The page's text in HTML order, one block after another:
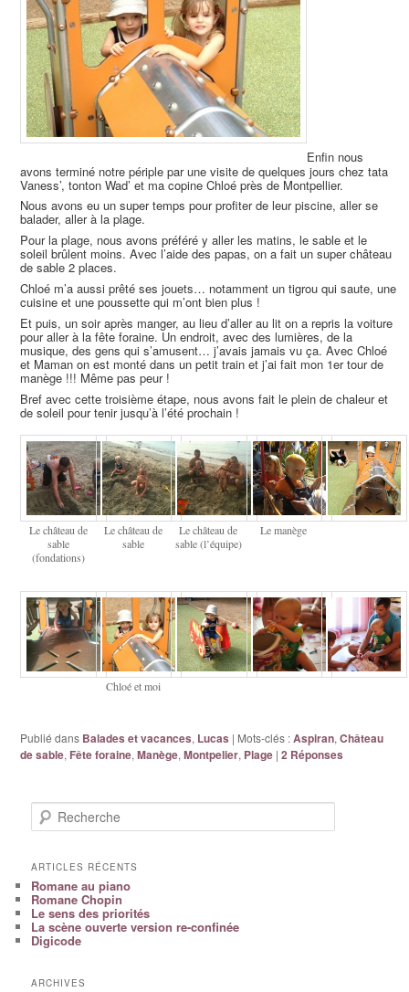
Enfin nous
avons terminé notre périple par une visite de quelques jours chez tata
Vaness’, tonton Wad’ et ma copine Chloé près de Montpellier.
Nous avons eu un super temps pour profiter de leur piscine, aller se
balader, aller à la plage.
Pour la plage, nous avons préféré y aller les matins, le sable et le
soleil brûlent moins. Avec l’aide des papas, on a fait un super château
de sable 2 places.
Chloé m’a aussi prêté ses jouets… notamment un tigrou qui saute, une
cuisine et une poussette qui m’ont bien plus !
Et puis, un soir après manger, au lieu d’aller au lit on a repris la voiture
pour aller à la fête foraine. Un endroit, avec des lumières, de la
musique, des gens qui s’amusent… j’avais jamais vu ça. Avec Chloé
et Maman on est monté dans un petit train et j’ai fait mon 1er tour de
manège !!! Même pas peur !
Bref avec cette troisième étape, nous avons fait le plein de chaleur et
de soleil pour tenir jusqu’à l’été prochain !
Le château de
sable
(fondations)
Le château de
sable
Le château de
sable (l’équipe)
Le manège
Chloé et moi
Publié dans Balades et vacances, Lucas | Mots-clés :Aspiran,Château
de sable, Fête foraine,Manège,Montpelier, Plage |2 Réponses
Recherche
ARTICLES RÉCENTS
Romane au piano
Romane Chopin
Le sens des priorités
La scène ouverte version re-confinée
Digicode
ARCHIVES